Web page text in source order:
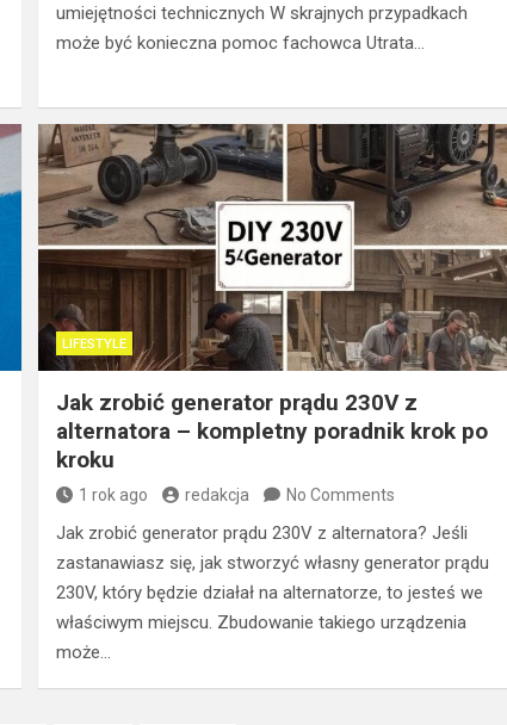
umiejętności technicznych W skrajnych przypadkach
może być konieczna pomoc fachowca Utrata…
LIFESTYLE
Jak zrobić generator prądu 230V z
alternatora – kompletny poradnik krok po
kroku
1 rok ago redakcja No Comments
Jak zrobić generator prądu 230V z alternatora? Jeśli
zastanawiasz się, jak stworzyć własny generator prądu
230V, który będzie działał na alternatorze, to jesteś we
właściwym miejscu. Zbudowanie takiego urządzenia
może…